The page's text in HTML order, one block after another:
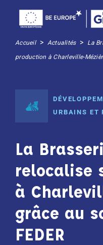
Accueil > Actualités >
La
production à Charleville-
URBAINS ET
La
relocalise
à
grâce au
FEDER